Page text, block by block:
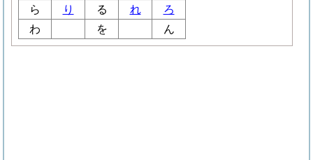
ら
り る れ
ろ
わ
を ん